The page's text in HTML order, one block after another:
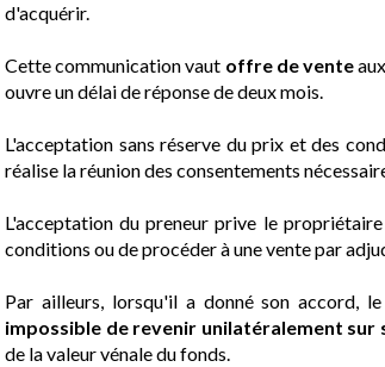
d'acquérir.
Cette communication vaut offre de vente
ouvre un délai de réponse de deux mois.
L'acceptation sans réserve du prix et des
réalise la réunion des consentements
L'acceptation du preneur prive le
conditions ou de procéder à une vente par
Par ailleurs, lorsqu'il a donné son accord,
impossible de revenir unilatéralement sur
de la valeur vénale du fonds.